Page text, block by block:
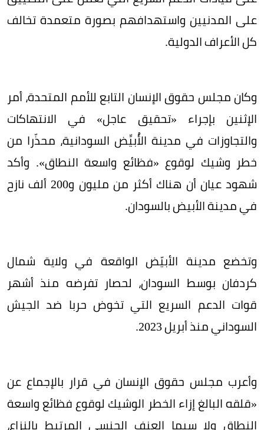
على المدنيين واستهدافهم بصورة متعمدة تخالف
كل الأعراف الدولية.
وكان مجلس حقوق الإنسان التابع للأمم المتحدة، أمر
الإثنين بإجراء «تحقيق عاجل» في الانتهاكات
والتجاوزات في مدينة الأُبيِّض السودانية، محذّرا من
خطر وشيك لوقوع «فظائع واسعة النطاق». وأكد
شهود عيان أن هناك أكثر من مليون و200 ألف نازح
في مدينة الأبيض بالسودان.
وتخضع مدينة الأبيّض الواقعة في ولاية شمال
كردفان بوسط السودان، لحصار تفرضه منذ أشهر
قوات الدعم السريع التي تخوض حربا ضد الجيش
السوداني منذ أبريل 2023.
وأعرب مجلس حقوق الإنسان في قرار بالإجماع عن
«قلقه البالغ إزاء الخطر الوشيك لوقوع فظائع واسعة
النطاق ولا سيما العنف الجنسي المرتبط بالنزاع،